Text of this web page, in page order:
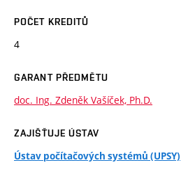
POČET KREDITŮ
4
GARANT PŘEDMĚTU
doc. Ing. Zdeněk Vašíček, Ph.D.
ZAJIŠŤUJE ÚSTAV
Ústav počítačových systémů (UPSY)